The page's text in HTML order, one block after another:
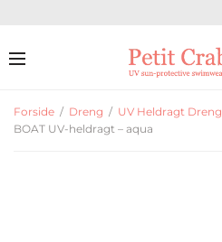
Forside / Dreng / UV Heldragt Dreng
BOAT UV-heldragt – aqua